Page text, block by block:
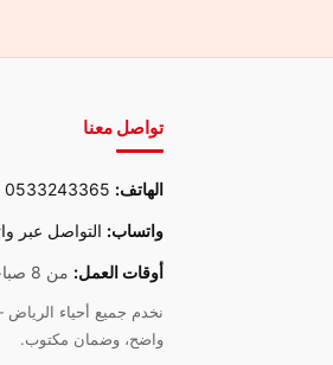
تواصل معنا
الهاتف: 0533243365
واتساب: التواصل عبر
أوقات العمل: من 8 صباحًا حتى 10 مساءً
نخدم جميع أحياء
واضح، وضمان مكتوب.